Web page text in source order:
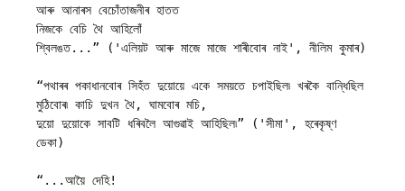
আৰু আনাৰস বেচোঁতাজনীৰ হাতত
নিজকে বেচি থৈ আহিলোঁ
শ্বিলঙত...” ('এলিয়ট আৰু মাজে মাজে শাৰীবোৰ নাই', নীলিম কুমাৰ)
“পথাৰৰ পকাধানবোৰ সিহঁত দুয়োয়ে একে সময়তে চপাইছিল৷ খৰকৈ বান্ধিছিল
মুঠিবোৰ৷ কাচি দুখন থৈ, ঘামবোৰ মচি,
দুয়ো দুয়োকে সাবটি ধৰিবলৈ আগুৱাই আহিছিল৷” ('সীমা', হৰেকৃষ্ণ
ডেকা)
“...আয়ৈ দেহি!